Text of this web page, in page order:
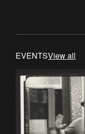
EVENTSView all